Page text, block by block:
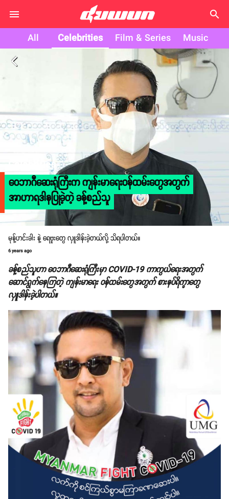
search
All Celebrities Film & Series Music
arrow_back_ios
Celebrities
ဝေဘာဂီဆေးရုံကြီးက ကျန်းမာရေးဝန်ထမ်းတွေအတွက်
အာဟာရဒါနပြုခဲ့တဲ့ ခန့်စည်သူ
မုန့်ဟင်းခါး နဲ့ ရေဗူးတွေ လှူဒါန်းခဲ့တယ်လို့ သိရပါတယ်။
6 years ago
ခန့်စည်သူဟာ ဝေဘာဂီဆေးရုံကြီးမှာ COVID-19 ကာကွယ်ရေးအတွက်
ဆောင်ရွက်နေကြတဲ့ ကျန်းမာရေး ဝန်ထမ်းတွေအတွက် စားနပ်ရိက္ခာတွေ
လှူဒါန်းခဲ့ပါတယ်။